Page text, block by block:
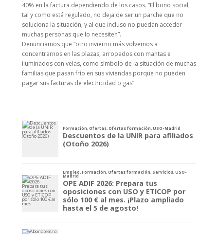
40% en la factura dependiendo de los casos. “El bono social,
tal y como está regulado, no deja de ser un parche que no
soluciona la situación, y al que incluso no puedan acceder
muchas personas que lo necesiten”.
Denunciamos que “otro invierno más volvemos a
concentrarnos en las plazas, arropados con mantas e
iluminados con velas, como símbolo de la situación de muchas
familias que pasan frío en sus viviendas porque no pueden
pagar sus facturas de electricidad o gas”.